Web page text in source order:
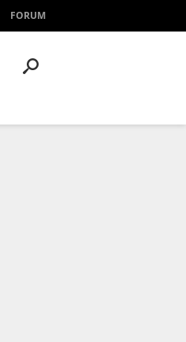
FORUM